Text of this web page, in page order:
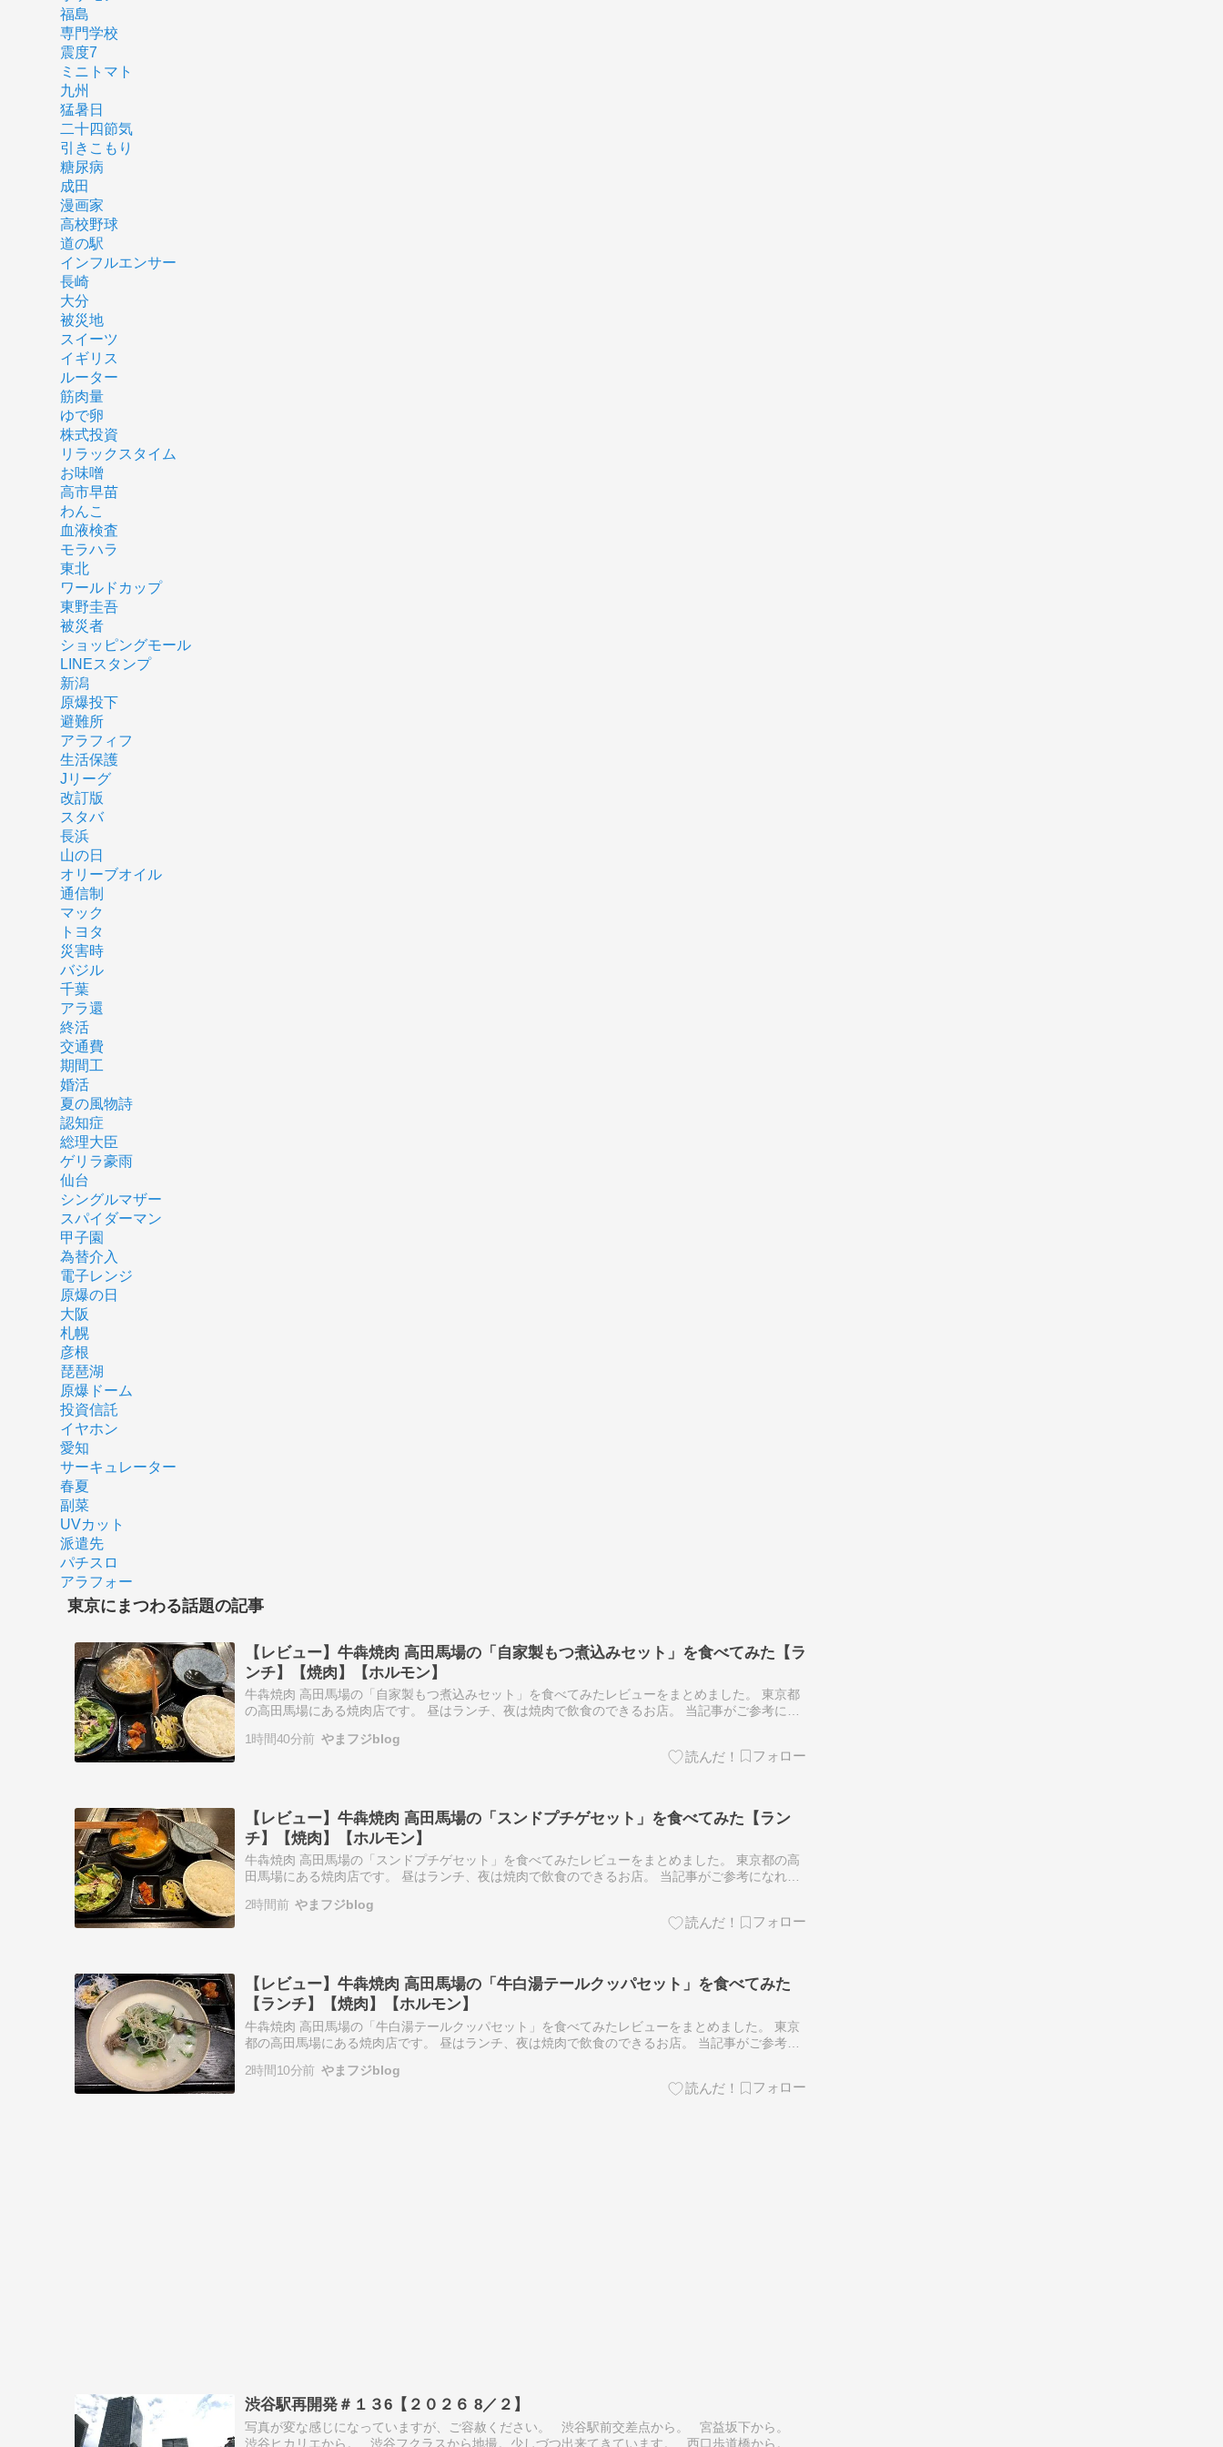
福島
専門学校
震度7
ミニトマト
九州
猛暑日
二十四節気
引きこもり
糖尿病
成田
漫画家
高校野球
道の駅
インフルエンサー
長崎
大分
被災地
スイーツ
イギリス
ルーター
筋肉量
ゆで卵
株式投資
リラックスタイム
お味噌
高市早苗
わんこ
血液検査
モラハラ
東北
ワールドカップ
東野圭吾
被災者
ショッピングモール
LINEスタンプ
新潟
原爆投下
避難所
アラフィフ
生活保護
Jリーグ
改訂版
スタバ
長浜
山の日
オリーブオイル
通信制
マック
トヨタ
災害時
バジル
千葉
アラ還
終活
交通費
期間工
婚活
夏の風物詩
認知症
総理大臣
ゲリラ豪雨
仙台
シングルマザー
スパイダーマン
甲子園
為替介入
電子レンジ
原爆の日
大阪
札幌
彦根
琵琶湖
原爆ドーム
投資信託
イヤホン
愛知
サーキュレーター
春夏
副菜
UVカット
派遣先
パチスロ
アラフォー
東京にまつわる話題の記事
【レビュー】牛犇焼肉 高田馬場の「自家製もつ煮込みセット」を食べてみた【ラ
ンチ】【焼肉】【ホルモン】
牛犇焼肉 高田馬場の「自家製もつ煮込みセット」を食べてみたレビューをまとめました。 東京都
の高田馬場にある焼肉店です。 昼はランチ、夜は焼肉で飲食のできるお店。 当記事がご参考にな
ランチ…
1時間40分前 やまフジblog
【レビュー】牛犇焼肉 高田馬場の「スンドプチゲセット」を食べてみた【ラン
チ】【焼肉】【ホルモン】
牛犇焼肉 高田馬場の「スンドプチゲセット」を食べてみたレビューをまとめました。 東京都の高
田馬場にある焼肉店です。 昼はランチ、夜は焼肉で飲食のできるお店。 当記事がご参考になれば
チ一人…
2時間前 やまフジblog
【レビュー】牛犇焼肉 高田馬場の「牛白湯テールクッパセット」を食べてみた
【ランチ】【焼肉】【ホルモン】
牛犇焼肉 高田馬場の「牛白湯テールクッパセット」を食べてみたレビューをまとめました。 東京
都の高田馬場にある焼肉店です。 昼はランチ、夜は焼肉で飲食のできるお店。 当記事がご参考に
体、ラン…
2時間10分前 やまフジblog
渋谷駅再開発＃１３6【２０２６ 8／２】
写真が変な感じになっていますが、ご容赦ください。 渋谷駅前交差点から。 宮益坂下から。
渋谷ヒカリエから。 渋谷フクラスから地撮。少しづつ出来てきています。 西口歩道橋から。柵